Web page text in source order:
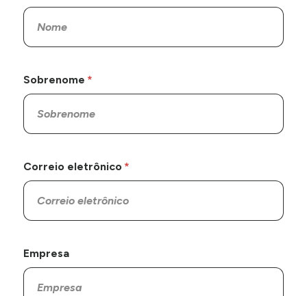
Sobrenome
Correio eletrônico
Empresa